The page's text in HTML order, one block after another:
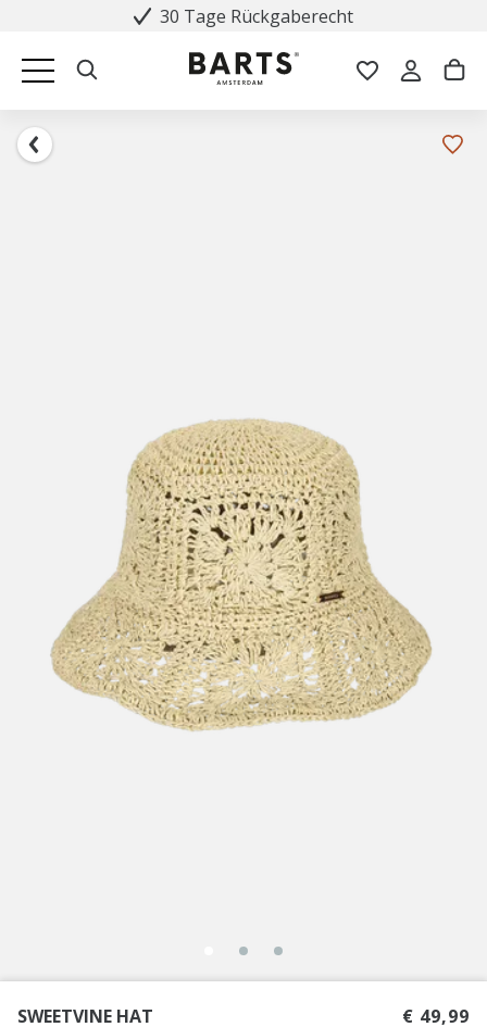
30 Tage Rückgaberecht
SWEETVINE HAT
€ 49,99